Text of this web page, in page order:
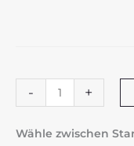
-
Babymesslatte
180
cm
+
Wähle zwischen